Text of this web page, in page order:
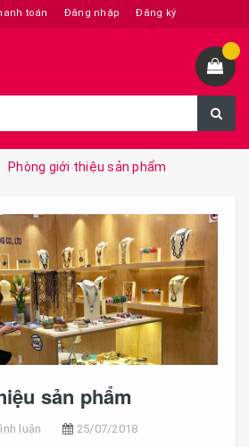
toán Đăng nhập Đăng ký
Phòng giới thiệu sản phẩm
sản phẩm
luận 25/07/2018